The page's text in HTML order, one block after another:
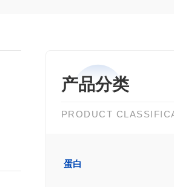
产品分类
PRODUCT
蛋白